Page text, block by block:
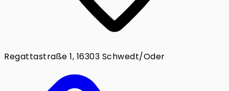
Regattastraße 1, 16303 Schwedt/Oder